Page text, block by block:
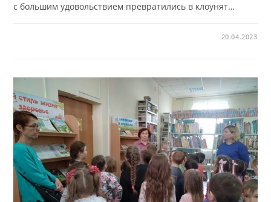
с большим удовольствием превратились в клоунят…
20.04.2023